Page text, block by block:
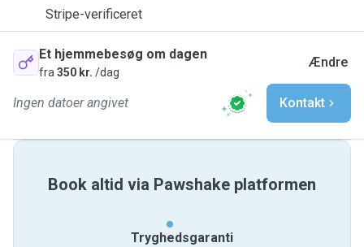
Stripe-verificeret
Et hjemmebesøg om dagen
fra 350 kr. /dag
Ændre
Ingen datoer angivet Kontakt
Book altid via Pawshake platformen
Tryghedsgaranti